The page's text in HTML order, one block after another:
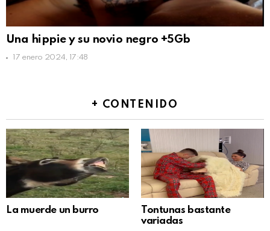
Una hippie y su novio negro +5Gb
17 enero 2024, 17:48
+ CONTENIDO
La muerde un burro
Tontunas bastante
variadas